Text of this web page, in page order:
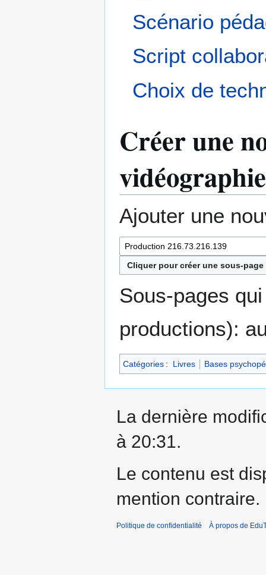
Scénario
Script
Choix de
Créer une
vidéographie
Ajouter une
Cliquer pour créer une sous-
Sous-pages
productions):
Catégories : Livres Bases
La dernière
à 20:31.
Le contenu est
mention contraire.
Politique de confidentialité À propos de